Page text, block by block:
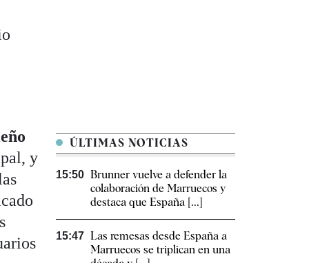
y
ÚLTIMAS NOTICIAS
15:50 Brunner vuelve a defender la
colaboración de Marruecos y
destaca que España [...]
15:47 Las remesas desde España a
Marruecos se triplican en una